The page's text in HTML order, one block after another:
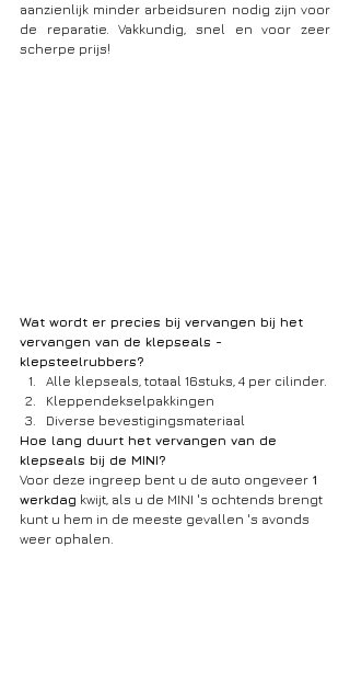
aanzienlijk minder arbeidsuren nodig zijn voor
de reparatie. Vakkundig, snel en voor zeer
scherpe prijs!
Wat wordt er precies bij vervangen bij het
vervangen van de klepseals -
klepsteelrubbers?
Alle klepseals, totaal 16stuks, 4 per cilinder.
Kleppendekselpakkingen
Diverse bevestigingsmateriaal
Hoe lang duurt het vervangen van de
klepseals bij de MINI?
Voor deze ingreep bent u de auto ongeveer 1
werkdag kwijt, als u de MINI 's ochtends brengt
kunt u hem in de meeste gevallen 's avonds
weer ophalen.